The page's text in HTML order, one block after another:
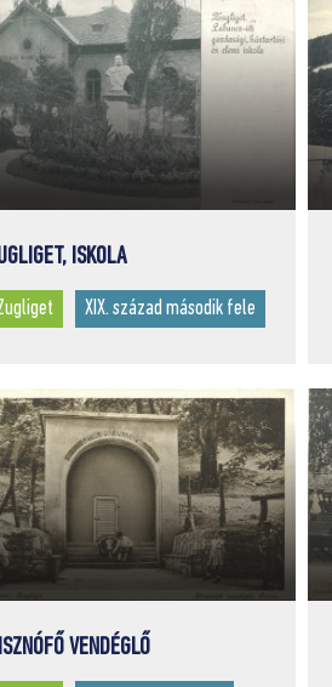
ISKOLA
XIX. század második fele
VENDÉGLŐ